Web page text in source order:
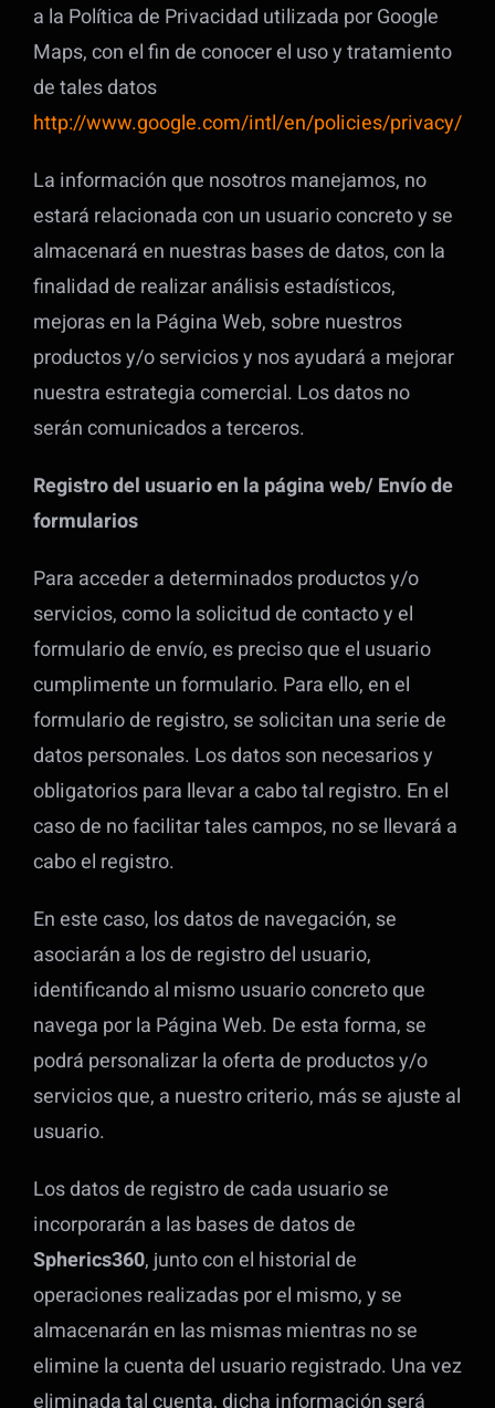
a la Política de Privacidad utilizada por Google
Maps, con el fin de conocer el uso y tratamiento
de tales datos
http://www.google.com/intl/en/policies/privacy/
La información que nosotros manejamos, no
estará relacionada con un usuario concreto y se
almacenará en nuestras bases de datos, con la
finalidad de realizar análisis estadísticos,
mejoras en la Página Web, sobre nuestros
productos y/o servicios y nos ayudará a mejorar
nuestra estrategia comercial. Los datos no
serán comunicados a terceros.
Registro del usuario en la página web/ Envío de
formularios
Para acceder a determinados productos y/o
servicios, como la solicitud de contacto y el
formulario de envío, es preciso que el usuario
cumplimente un formulario. Para ello, en el
formulario de registro, se solicitan una serie de
datos personales. Los datos son necesarios y
obligatorios para llevar a cabo tal registro. En el
caso de no facilitar tales campos, no se llevará a
cabo el registro.
En este caso, los datos de navegación, se
asociarán a los de registro del usuario,
identificando al mismo usuario concreto que
navega por la Página Web. De esta forma, se
podrá personalizar la oferta de productos y/o
servicios que, a nuestro criterio, más se ajuste al
usuario.
Los datos de registro de cada usuario se
incorporarán a las bases de datos de
Spherics360, junto con el historial de
operaciones realizadas por el mismo, y se
almacenarán en las mismas mientras no se
elimine la cuenta del usuario registrado. Una vez
eliminada tal cuenta, dicha información será